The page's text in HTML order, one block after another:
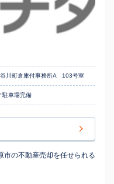
川町倉庫付事務所A 103号室
駐車場完備
市の不動産売却を任せられる